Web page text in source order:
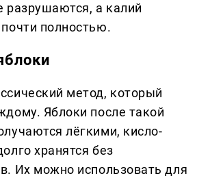
разрушаются, а калий
полностью.
метод, который
Яблоки после такой
лёгкими, кисло-
хранятся без
Их можно использовать для